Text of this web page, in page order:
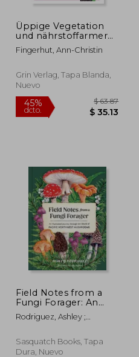
45%
45%
dcto.
Üppige Vegetation
und nährstoffarmer
Boden im tropischen
Regenwald. Der
Nährstoffkreislauf (en
Alemán)
Fingerhut, Ann-Christin
Grin Verlag, Tapa Blanda,
Nuevo
Field Notes from a
Fungi Forager: An
Illustrated Journey
Through the World of
Mushrooms (en
Inglés)
Rodriguez, Ashley ;
Sasquatch Books, Tapa
Dura, Nuevo